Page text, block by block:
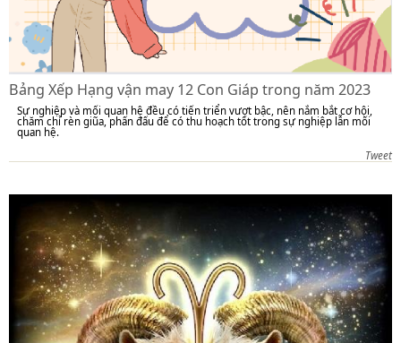
Bảng Xếp Hạng vận may 12 Con Giáp trong năm 2023
Sự nghiệp và mối quan hệ đều có tiến triển vượt bậc, nên nắm bắt cơ hội,
chăm chỉ rèn giũa, phấn đấu để có thu hoạch tốt trong sự nghiệp lẫn mối
quan hệ.
Tweet